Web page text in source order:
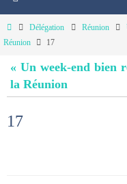
HomeDélégation Réunion
Réunion
17
« Un week-end bien
la Réunion
17